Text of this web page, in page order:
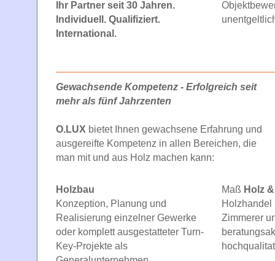
Ihr Partner seit 30 Jahren.
Individuell. Qualifiziert.
International.
Gewachsende Kompetenz - Erfolgreich seit
mehr als fünf Jahrzenten
O.LUX bietet Ihnen gewachsene Erfahrung und
ausgereifte Kompetenz in allen Bereichen, die
man mit und aus Holz machen kann:
Holzbau
Konzeption, Planung und
Realisierung einzelner Gewerke
oder komplett ausgestatteter Turn-
Key-Projekte als
Maß Holz
Holzhandel
Zimmerer